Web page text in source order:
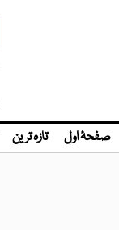
صفحۂ اول تازہ ترین